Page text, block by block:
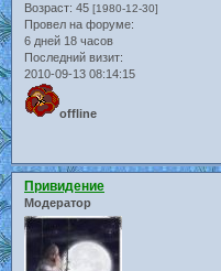
Возраст: 45 [1980-12-30]
Провел на форуме:
6 дней 18 часов
Последний визит:
2010-09-13 08:14:15
offline
Привидение
Модератор